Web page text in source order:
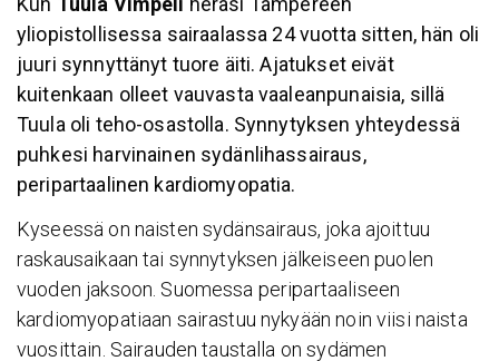
yliopistollisessa sairaalassa 24 vuotta sitten, hän oli
juuri synnyttänyt tuore äiti. Ajatukset eivät
kuitenkaan olleet vauvasta vaaleanpunaisia, sillä
Tuula oli teho-osastolla. Synnytyksen yhteydessä
puhkesi harvinainen sydänlihassairaus,
peripartaalinen kardiomyopatia.
Kyseessä on naisten sydänsairaus, joka ajoittuu
raskausaikaan tai synnytyksen jälkeiseen puolen
vuoden jaksoon. Suomessa peripartaaliseen
kardiomyopatiaan sairastuu nykyään noin viisi naista
vuosittain. Sairauden taustalla on sydämen